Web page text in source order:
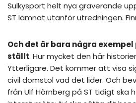
Sulkysport helt nya graverande
ST lämnat utanför utredningen.
Och det är bara några
ställt. Hur mycket den här
Ytterligare. Det kommer att visa
civil domstol vad det lider. Och
från Ulf Hörnberg på ST tidigt ska